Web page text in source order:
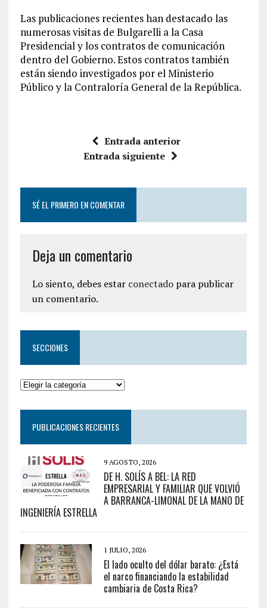
Las publicaciones recientes han destacado las
numerosas visitas de Bulgarelli a la Casa
Presidencial y los contratos de comunicación
dentro del Gobierno. Estos contratos también
están siendo investigados por el Ministerio
Público y la Contraloría General de la República.
Entrada anterior
Entrada siguiente
SÉ EL PRIMERO EN COMENTAR
Deja un comentario
Lo siento, debes estar conectadopara publicar
un comentario.
SECCIONES
PUBLICACIONES RECIENTES
9 AGOSTO, 2026
DE H. SOLÍS A BEL: LA RED
EMPRESARIAL Y FAMILIAR QUE VOLVIÓ
A BARRANCA-LIMONAL DE LA MANO DE
INGENIERÍA ESTRELLA
1 JULIO, 2026
El lado oculto del dólar barato: ¿Está
el narco financiando la estabilidad
cambiaria de Costa Rica?